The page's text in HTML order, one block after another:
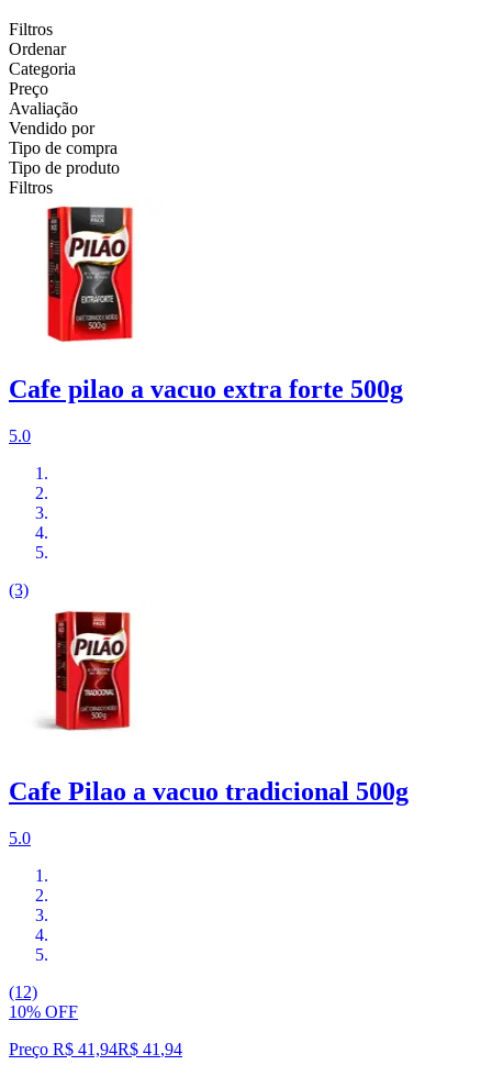
Filtros
Ordenar
Categoria
Preço
Avaliação
Vendido por
Tipo de compra
Tipo de produto
Filtros
Cafe pilao a vacuo extra forte 500g
5.0
(3)
Cafe Pilao a vacuo tradicional 500g
5.0
(12)
10% OFF
Preço R$ 41,94R$ 41 ,94